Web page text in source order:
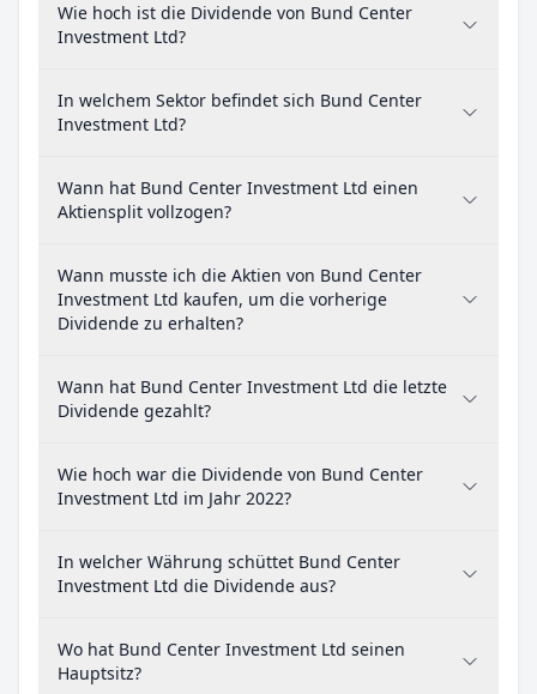
Wie hoch ist die Dividende von Bund Center
Investment Ltd?
In welchem Sektor befindet sich Bund Center
Investment Ltd?
Wann hat Bund Center Investment Ltd einen
Aktiensplit vollzogen?
Wann musste ich die Aktien von Bund Center
Investment Ltd kaufen, um die vorherige
Dividende zu erhalten?
Wann hat Bund Center Investment Ltd die letzte
Dividende gezahlt?
Wie hoch war die Dividende von Bund Center
Investment Ltd im Jahr 2022?
In welcher Währung schüttet Bund Center
Investment Ltd die Dividende aus?
Wo hat Bund Center Investment Ltd seinen
Hauptsitz?